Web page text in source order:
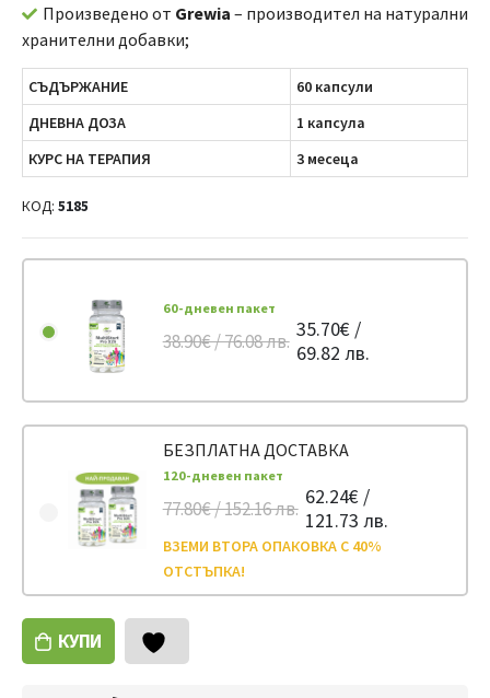
Произведено от Grewia – производител на натурални
хранителни добавки;
СЪДЪРЖАНИЕ
60 капсули
ДНЕВНА ДОЗА
1 капсула
КУРС НА ТЕРАПИЯ
3 месеца
КОД: 5185
60-дневен пакет
38.90€ / 76.08 лв. 35.70€ /
69.82 лв.
БЕЗПЛАТНА ДОСТАВКА
120-дневен пакет
77.80€ / 152.16 лв. 62.24€ /
121.73 лв.
ВЗЕМИ ВТОРА ОПАКОВКА С 40%
ОТСТЪПКА!
КУПИ